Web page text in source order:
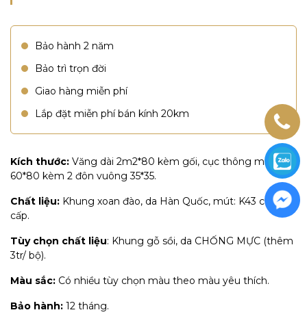
Bảo hành 2 năm
Bảo trì trọn đời
Giao hàng miễn phí
Lắp đặt miễn phí bán kính 20km
Kích thước: Văng dài 2m2*80 kèm gối, cục thông minh
60*80 kèm 2 đôn vuông 35*35.
Chất liệu: Khung xoan đào, da Hàn Quốc, mút: K43 cao
cấp.
Tùy chọn chất liệu: Khung gỗ sồi, da CHỐNG MỰC (thêm
3tr/ bộ).
Màu sắc: Có nhiều tùy chọn màu theo màu yêu thích.
Bảo hành: 12 tháng.